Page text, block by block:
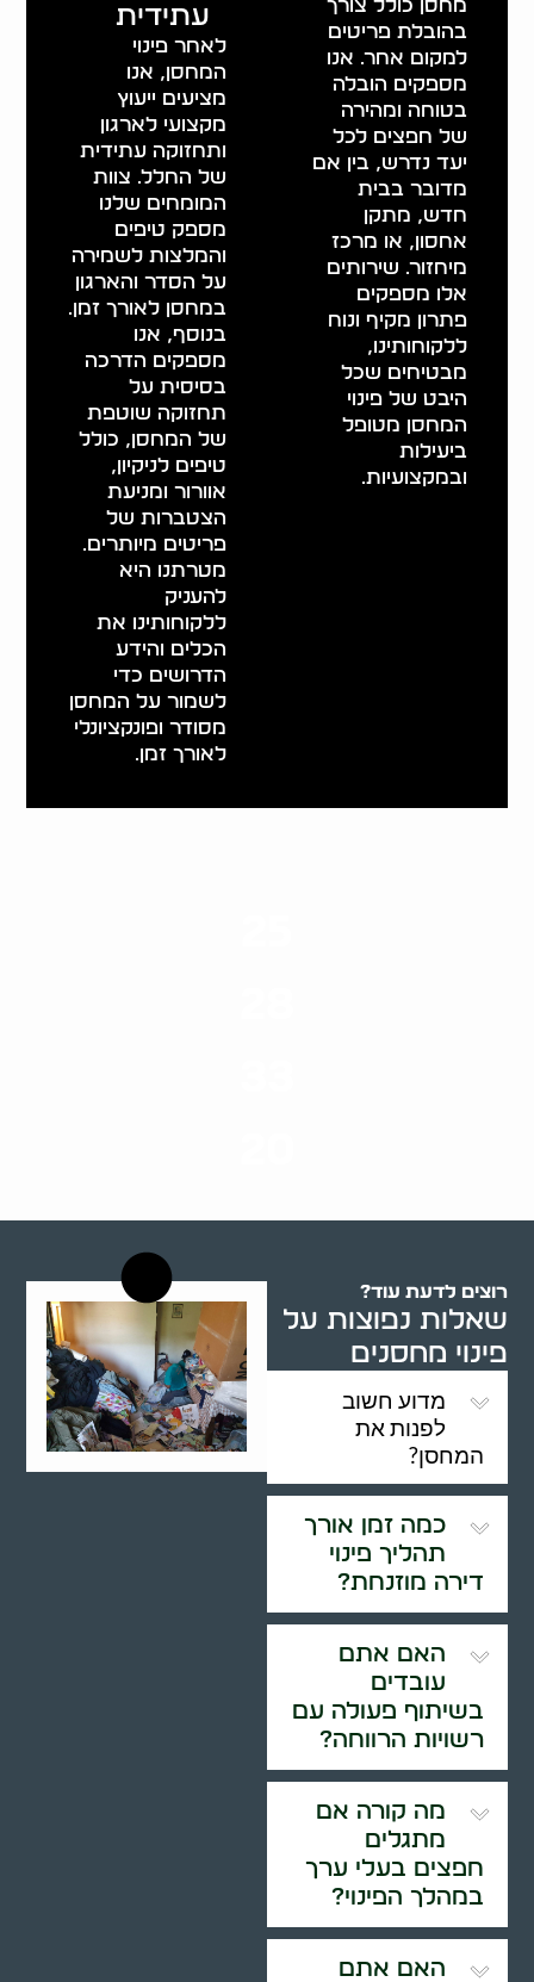
מחסן כולל צורך
בהובלת פריטים
למקום אחר. אנו
מספקים הובלה
בטוחה ומהירה
של חפצים לכל
יעד נדרש, בין אם
מדובר בבית
חדש, מתקן
אחסון, או מרכז
מיחזור. שירותים
אלו מספקים
פתרון מקיף ונוח
ללקוחותינו,
מבטיחים שכל
היבט של פינוי
המחסן מטופל
ביעילות
ובמקצועיות.
עתידית
לאחר פינוי
המחסן, אנו
מציעים ייעוץ
מקצועי לארגון
ותחזוקה עתידית
של החלל. צוות
המומחים שלנו
מספק טיפים
והמלצות לשמירה
על הסדר והארגון
במחסן לאורך זמן.
בנוסף, אנו
מספקים הדרכה
בסיסית על
תחזוקה שוטפת
של המחסן, כולל
טיפים לניקיון,
אוורור ומניעת
הצטברות של
פריטים מיותרים.
מטרתנו היא
להעניק
ללקוחותינו את
הכלים והידע
הדרושים כדי
לשמור על המחסן
מסודר ופונקציונלי
לאורך זמן.
רוצים לדעת עוד?
שאלות נפוצות על
פינוי מחסנים
מדוע חשוב
לפנות את
המחסן?
כמה זמן אורך
תהליך פינוי
דירה מוזנחת?
האם אתם
עובדים
בשיתוף פעולה עם
רשויות הרווחה?
מה קורה אם
מתגלים
חפצים בעלי ערך
במהלך הפינוי?
האם אתם